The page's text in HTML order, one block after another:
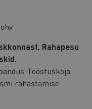
Rahapesu
Tööstuskoja
rahastamise